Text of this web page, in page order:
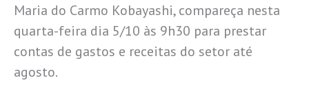
Maria do Carmo Kobayashi, compareça nesta
quarta-feira dia 5/10 às 9h30 para prestar
contas de gastos e receitas do setor até
agosto.